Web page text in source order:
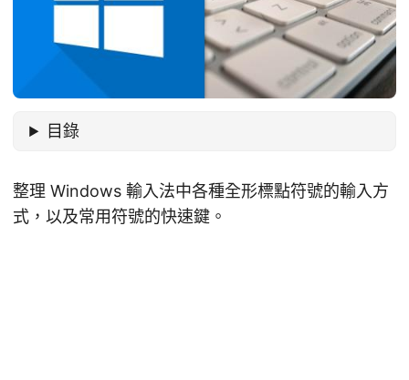
目錄
整理 Windows 輸入法中各種全形標點符號的輸入方
式，以及常用符號的快速鍵。